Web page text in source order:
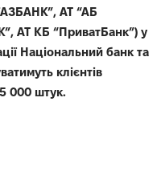
АТ “АБ
АТ КБ “ПриватБанк”) у
Національний банк та
клієнтів
000 штук.